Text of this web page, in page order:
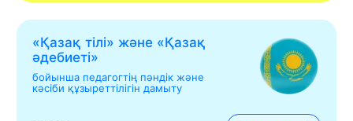
«Қазақ тілі» жəне «Қазақ
əдебиеті»
бойынша педагогтің пәндік және
кәсіби құзыреттілігін дамыту